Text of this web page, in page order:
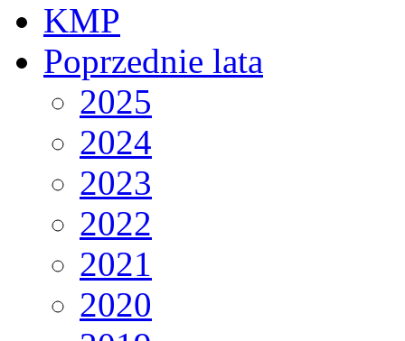
KMP
Poprzednie lata
2025
2024
2023
2022
2021
2020